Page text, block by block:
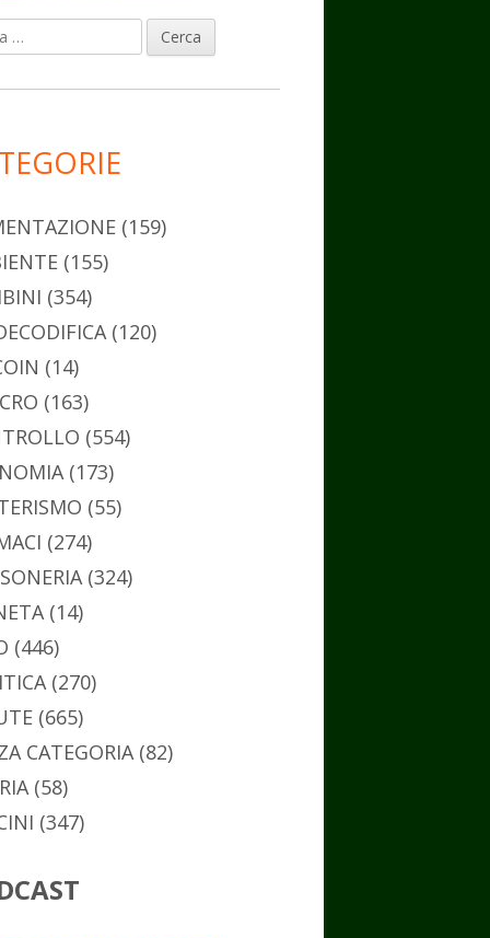
(159)
(155)
(354)
(120)
(14)
(163)
(554)
(173)
(55)
(274)
(324)
(14)
(446)
(270)
(665)
CATEGORIA(82)
(58)
(347)